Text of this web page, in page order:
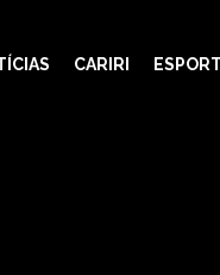
CARIRI
para o